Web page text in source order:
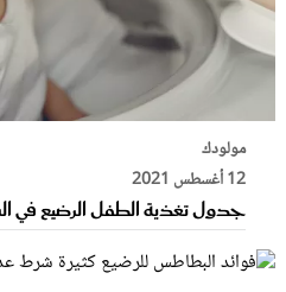
مولودك
12 أغسطس 2021
جدول تغذية الطفل الرضيع في